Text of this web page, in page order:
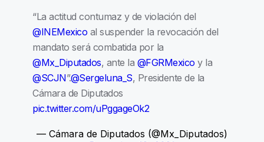
“La actitud contumaz y de violación del
@INEMexico al suspender la revocación del
mandato será combatida por la
@Mx_Diputados, ante la @FGRMexico y la
@SCJN”.@Sergeluna_S, Presidente de la
Cámara de Diputados
pic.twitter.com/uPggageOk2
— Cámara de Diputados (@Mx_Diputados)